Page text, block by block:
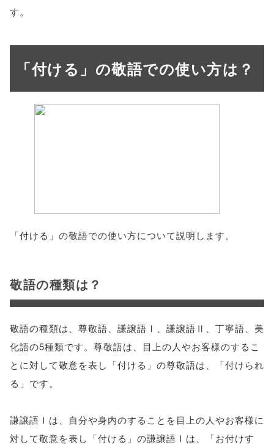
す。
「付ける」の敬語での使い方は？
「付ける」の敬語での使い方について説明します。
敬語の種類は？
敬語の種類は、尊敬語、謙譲語Ⅰ、謙譲語Ⅱ、丁寧語、美
化語の5種類です。尊敬語は、目上の人やお客様のするこ
とに対して敬意を表し「付ける」の尊敬語は、「付けられ
る」です。
謙譲語Ⅰは、自分や身内のすることを目上の人やお客様に
対して敬意を表し「付ける」の謙譲語Ⅰは、「お付けす